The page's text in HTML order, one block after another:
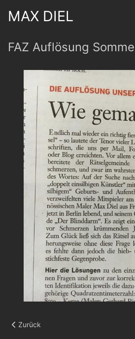
MAX DIEL
FAZ Auflösung
Vorheriger Beitrag: FAZ Sommerrätsel
Zurück